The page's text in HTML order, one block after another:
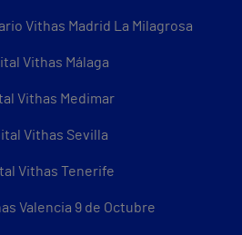
Vithas Madrid La Milagrosa
Vithas Málaga
Vithas Medimar
Vithas Sevilla
Vithas Tenerife
Valencia 9 de Octubre